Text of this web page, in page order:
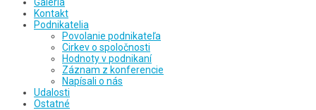
Kontakt
Podnikatelia
Povolanie podnikateľa
Cirkev o spoločnosti
Hodnoty v podnikaní
Záznam z konferencie
Napísali o nás
Udalosti
Ostatné